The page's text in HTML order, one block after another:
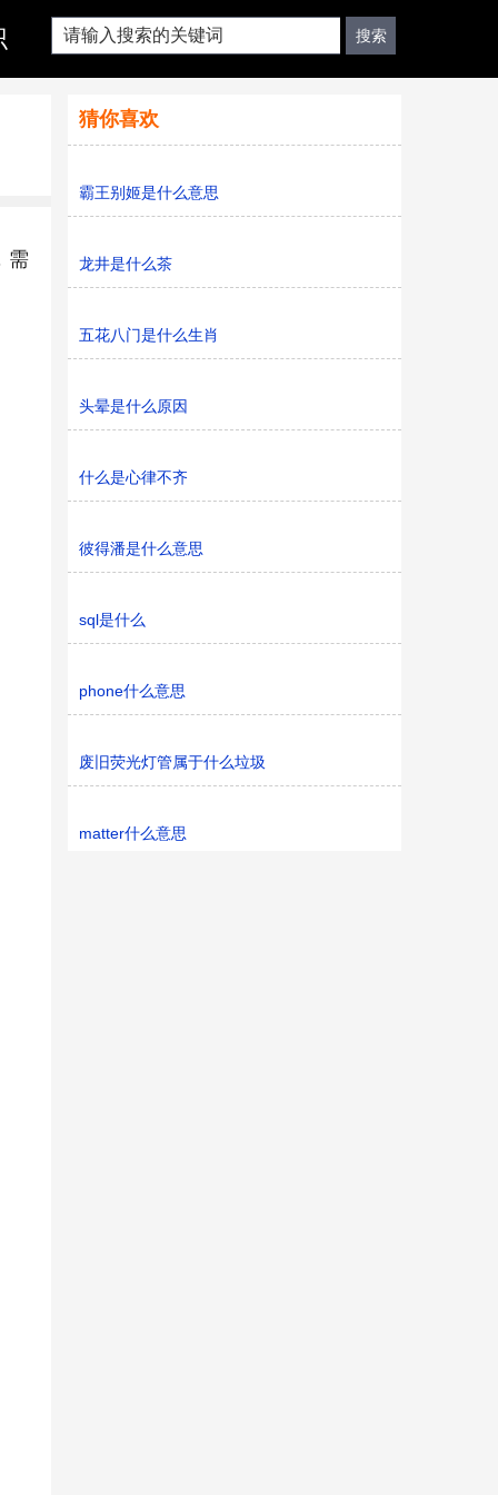
需
猜你喜欢
霸王别姬是什么意思
龙井是什么茶
五花八门是什么生肖
头晕是什么原因
什么是心律不齐
彼得潘是什么意思
sql是什么
phone什么意思
废旧荧光灯管属于什么垃圾
matter什么意思